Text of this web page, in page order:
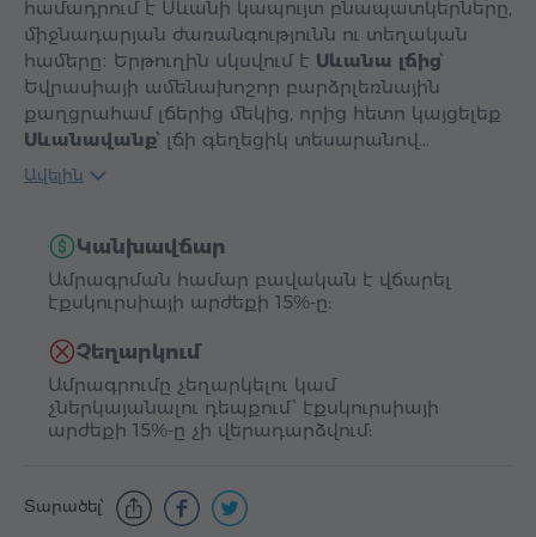
համադրում է Սևանի կապույտ բնապատկերները,
միջնադարյան ժառանգությունն ու տեղական
համերը։ Երթուղին սկսվում է Սևանա լճից՝
Եվրասիայի ամենախոշոր բարձրլեռնային
քաղցրահամ լճերից մեկից, որից հետո կայցելեք
Սևանավանք՝ լճի գեղեցիկ տեսարանով…
Ավելին
Կանխավճար
Ամրագրման համար բավական է վճարել
էքսկուրսիայի արժեքի 15%-ը:
Չեղարկում
Ամրագրումը չեղարկելու կամ
չներկայանալու դեպքում՝ էքսկուրսիայի
արժեքի 15%-ը չի վերադարձվում:
Տարածել՝